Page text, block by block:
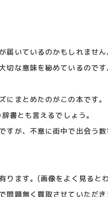
いているのかもしれません
な意味を秘めているのです
まとめたのがこの本です。
書とも言えるでしょう。
が、不意に街中で出会う
ります。(画像をよく見ると
題無く買取させていただき